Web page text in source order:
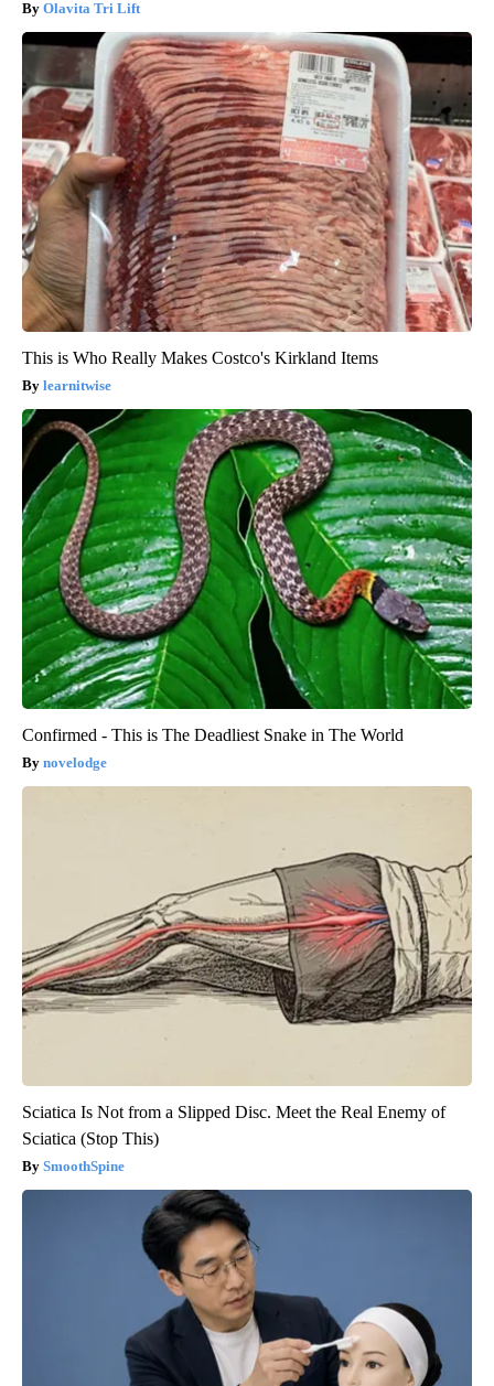
Olavita Tri Lift
This is Who Really Makes Costco's Kirkland Items
learnitwise
Confirmed - This is The Deadliest Snake in The World
novelodge
Sciatica Is Not from a Slipped Disc. Meet the Real Enemy of
Sciatica (Stop This)
SmoothSpine